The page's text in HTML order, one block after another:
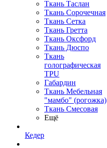
Ткань Таслан
Ткань Сорочечная
Ткань Сетка
Ткань Гретта
Ткань Оксфорд
Ткань Дюспо
Ткань
голографическая
TPU
Габардин
Ткань Мебельная
"мамбо" (рогожка)
Ткань Смесовая
Ещё
Кедер